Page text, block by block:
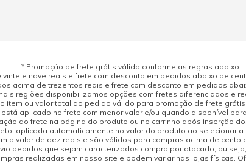
* Promoção de frete grátis válida conforme as regras abaixo:
e nove reais e frete com desconto em pedidos abaixo de
acima de trezentos reais e frete com desconto em pedidos
regiões disponibilizamos opções com fretes diferenciados e
item ou valor total do pedido válido para promoção de frete
aplicado no frete com menor valor e/ou quando disponível
do frete na página do produto ou no carrinho após inserção
aplicada automaticamente no valor do produto ao selecionar
o valor de dez reais e são válidos para compras acima de
pedidos que sejam caracterizados compra por atacado, ou
realizadas em nosso site e podem variar nas lojas físicas.